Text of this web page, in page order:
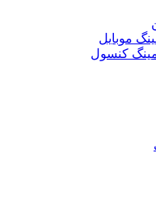
موبایل
کنسول